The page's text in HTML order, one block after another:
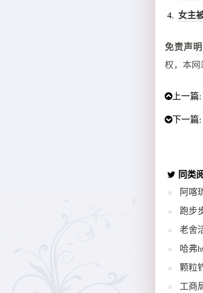
女主
免责声明
权，本网
上一篇
下一篇
同类
阿喀
跑步
老舍
哈弗
颗粒
工商